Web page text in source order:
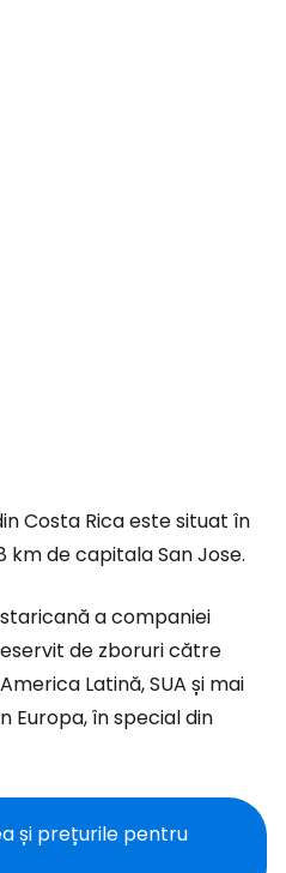
Costa Rica este situat în
km de capitala San Jose.
a companiei
de zboruri către
Latină, SUA și mai
Europa, în special din
și prețurile pentru